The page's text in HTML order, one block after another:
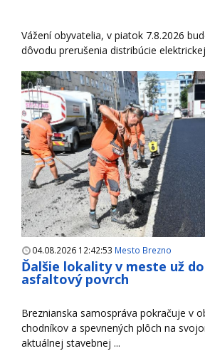
Vážení obyvatelia, v piatok 7.8.2026
dôvodu prerušenia distribúcie
04.08.2026 12:42:53 Mesto Brezno
Ďalšie lokality v meste už
asfaltový povrch
Breznianska samospráva pokračuje v
chodníkov a spevnených plôch na
aktuálnej stavebnej ...